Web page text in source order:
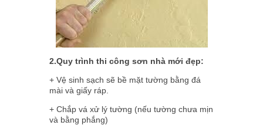
2.Quy trình thi công sơn nhà mới đẹp:
+ Vệ sinh sạch sẽ bề mặt tường bằng đá
mài và giấy ráp.
+ Chắp vá xử lý tường (nếu tường chưa mịn
và bằng phắng)